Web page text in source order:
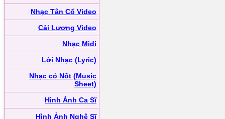
Nhạc Tân Cổ Video
Cải Lương Video
Nhạc Midi
Lời Nhạc (Lyric)
Nhạc có Nốt (Music
Sheet)
Hình Ảnh Ca Sĩ
Hình Ảnh Nghệ Sĩ